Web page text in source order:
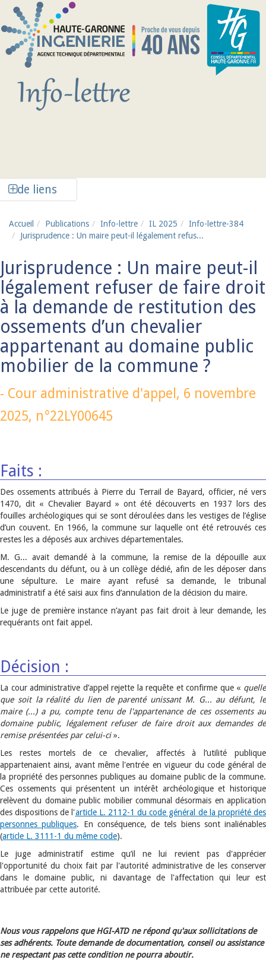
Aller au contenu principal
de liens
Accueil Publications Info-lettre IL 2025
Info-lettre-384
Jurisprudence : Un maire peut-il légalement refus...
Jurisprudence : Un maire peut-il
légalement refuser de faire droit
à la demande de restitution des
ossements d’un chevalier
appartenant au domaine public
mobilier de la commune ?
- Cour administrative d'appel, 6 novembre
2025, n°22LY00645
Faits :
Des ossements attribués à Pierre du Terrail de Bayard, officier, né vers
1470, dit « Chevalier Bayard » ont été découverts en 1937 lors des
fouilles archéologiques qui se sont déroulées dans les vestiges de l’église
d’un couvent. En 1966, la commune sur laquelle ont été retrouvés ces
restes les a déposés aux archives départementales.
M. G... avait demandé à la commune, la remise de la dépouille aux
descendants du défunt, ou à un collège dédié, afin de les déposer dans
une sépulture. Le maire ayant refusé sa demande, le tribunal
administratif a été saisi aux fins d’annulation de la décision du maire.
Le juge de première instance n’ayant pas fait droit à leur demande, les
requérants ont fait appel.
Décision :
La cour administrative d’appel rejette la requête et confirme que « quelle
que soit la réalité du lien de parenté unissant M. G... au défunt, le
maire (...) a pu, compte tenu de l'appartenance de ces ossements au
domaine public, légalement refuser de faire droit aux demandes de
remise présentées par celui-ci».
Les restes mortels de ce chevalier, affectés à l’utilité publique
appartenaient ainsi, avant même l'entrée en vigueur du code général de
la propriété des personnes publiques au domaine public de la commune.
Ces ossements qui présentent un intérêt archéologique et historique
relèvent du domaine public mobilier communal désormais en application
des dispositions de l'article L. 2112-1 du code général de la propriété des
personnes publiques. En conséquence, de tels biens sont inaliénables
(article L. 3111-1 du même code).
Le juge administratif estime qu’il ne lui revient pas d'apprécier
l'opportunité du choix fait par l'autorité administrative de les conserver
dans le domaine public, ni davantage de l'affectation qui leur est
attribuée par cette autorité.
Nous vous rappelons que HGI-ATD ne répond qu'aux sollicitations de
ses adhérents. Toute demande de documentation, conseil ou assistance
ne respectant pas cette condition ne pourra aboutir.